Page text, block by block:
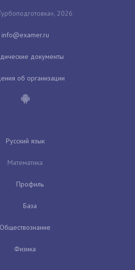
2026
документы
об организации
Русский язык
Математика
Профиль
База
Обществознание
Физика